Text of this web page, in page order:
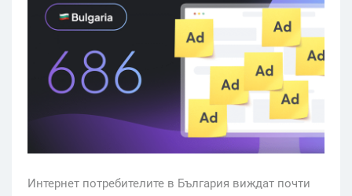
Интернет потребителите в България виждат почти